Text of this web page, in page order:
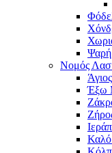
Νομός
Έξω
Καλό